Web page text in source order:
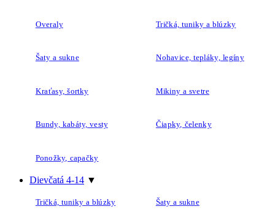
Overaly Tričká, tuniky a blúzky
Šaty a sukne Nohavice, tepláky, legíny
Kraťasy, šortky Mikiny a svetre
Bundy, kabáty, vesty Čiapky, čelenky
Ponožky, capačky
Dievčatá 4-14 ▼
Tričká, tuniky a blúzky Šaty a sukne